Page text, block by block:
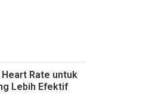
Rate untuk
Lebih Efektif